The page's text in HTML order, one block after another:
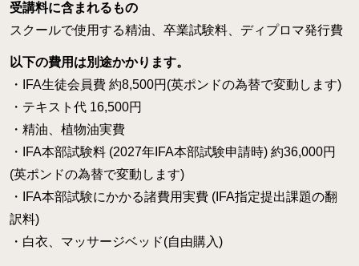
受講料に含まれるもの
スクールで使用する精油、卒業試験料、ディプロマ発行費
以下の費用は別途かかります。
・IFA生徒会員費 約8,500円(英ポンドの為替で変動します)
・テキスト代 16,500円
・精油、植物油実費
・IFA本部試験料 (2027年IFA本部試験申請時) 約36,000円
(英ポンドの為替で変動します)
・IFA本部試験にかかる諸費用実費 (IFA指定提出課題の翻
訳料)
・白衣、マッサージベッド(自由購入)